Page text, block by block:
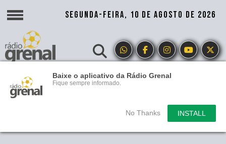
Baixe o aplicativo da Rádio Grenal
Fique sempre informado.
No Thanks INSTALL
SEGUNDA-FEIRA, 10 DE AGOSTO DE 2026